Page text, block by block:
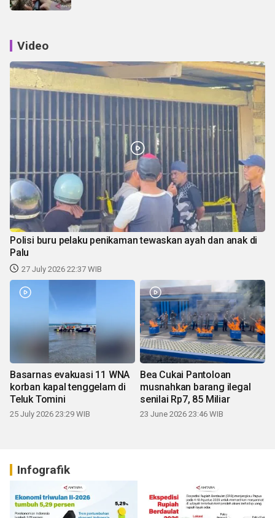
Video
Polisi buru pelaku penikaman tewaskan ayah dan anak di
Palu
27 July 2026 22:37 WIB
Basarnas evakuasi 11 WNA
korban kapal tenggelam di
Teluk Tomini
25 July 2026 23:29 WIB
Bea Cukai Pantoloan
musnahkan barang ilegal
senilai Rp7, 85 Miliar
23 June 2026 23:46 WIB
Infografik